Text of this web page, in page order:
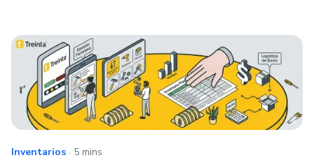
Inventarios . 5 mins